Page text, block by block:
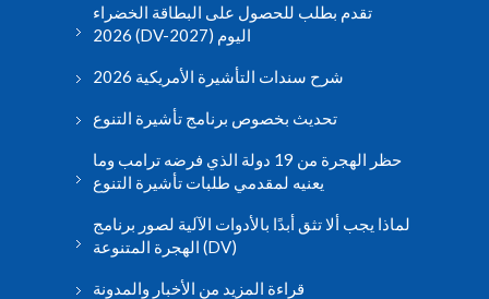
تقدم بطلب للحصول على البطاقة الخضراء
2026 (DV-2027) اليوم
شرح سندات التأشيرة الأمريكية 2026
تحديث بخصوص برنامج تأشيرة التنوع
حظر الهجرة من 19 دولة الذي فرضه ترامب وما
يعنيه لمقدمي طلبات تأشيرة التنوع
لماذا يجب ألا تثق أبدًا بالأدوات الآلية لصور برنامج
الهجرة المتنوعة (DV)
قراءة المزيد من الأخبار والمدونة